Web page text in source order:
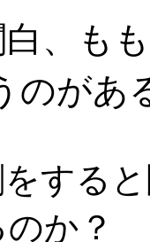
白、も
のがあ
する
か？